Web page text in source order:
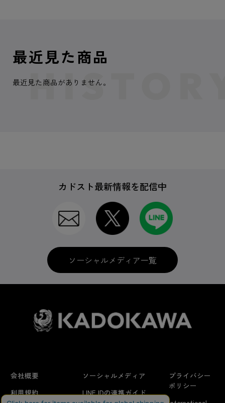
最近見た商品
最近見た商品がありません。
カドスト最新情報を配信中
ソーシャルメディア一覧
会社概要
利用規約
ソーシャルメディア
LINE IDの連携ガイド
プライバシー
ポリシー